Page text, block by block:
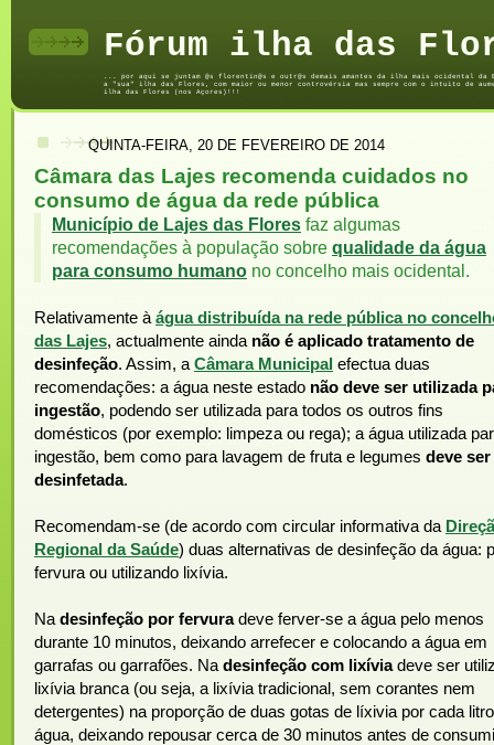
Fórum ilha das
... por aqui se juntam @s florentin@s e outr@s demais amantes da ilha mais ocidental
a "sua" ilha das Flores, com maior ou menor controvérsia mas sempre com o intuito de
ilha das Flores (nos Açores)!!!
QUINTA-FEIRA, 20 DE FEVEREIRO DE 2014
Câmara das Lajes recomenda cuidados no
consumo de água da rede pública
Município de Lajes das Flores faz algumas
recomendações à população sobre qualidade da água
para consumo humano no concelho mais ocidental.
Relativamente à água distribuída na rede pública no
das Lajes, actualmente ainda não é aplicado tratamento de
desinfeção. Assim, a Câmara Municipal efectua duas
recomendações: a água neste estado não deve ser utilizada
ingestão, podendo ser utilizada para todos os outros fins
domésticos (por exemplo: limpeza ou rega); a água utilizada
ingestão, bem como para lavagem de fruta e legumes deve ser
desinfetada.
Recomendam-se (de acordo com circular informativa da
Regional da Saúde) duas alternativas de desinfeção da água:
fervura ou utilizando lixívia.
Na desinfeção por fervuradeve ferver-se a água pelo menos
durante 10 minutos, deixando arrefecer e colocando a água em
garrafas ou garrafões. Na desinfeção com lixíviadeve ser
lixívia branca (ou seja, a lixívia tradicional, sem corantes nem
detergentes) na proporção de duas gotas de líxivia por cada
água, deixando repousar cerca de 30 minutos antes de